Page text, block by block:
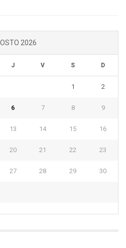
2026
J V S D
1 2
6 7 8 9
13 14 15 16
20 21 22 23
27 28 29 30